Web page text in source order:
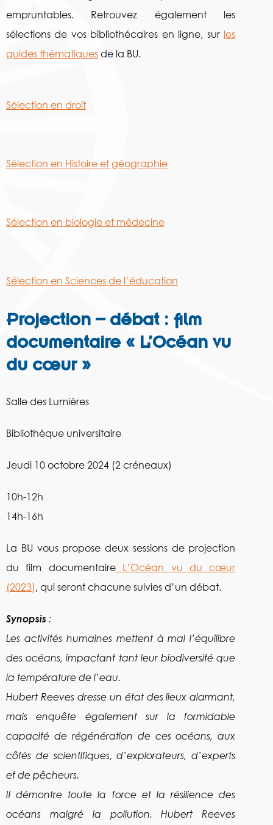
empruntables. Retrouvez également les
sélections de vos bibliothécaires en ligne, sur les
guides thématiques de la BU.
Sélection en droit
Sélection en Histoire et géographie
Sélection en biologie et médecine
Sélection en Sciences de l’éducation
Projection – débat : film
documentaire « L’Océan vu
du cœur »
Salle des Lumières
Bibliothèque universitaire
Jeudi 10 octobre 2024 (2 créneaux)
10h-12h
14h-16h
La BU vous propose deux sessions de projection
du film documentaireL’Océan vu du cœur
(2023) , qui seront chacune suivies d’un débat.
Synopsis :
Les activités humaines mettent à mal l’équilibre
des océans, impactant tant leur biodiversité que
la température de l’eau.
Hubert Reeves dresse un état des lieux alarmant,
mais enquête également sur la formidable
capacité de régénération de ces océans, aux
côtés de scientifiques, d’explorateurs, d’experts
et de pêcheurs.
Il démontre toute la force et la résilience des
océans malgré la pollution. Hubert Reeves